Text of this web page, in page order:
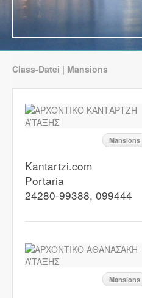
Class-Datei | Mansions
Mansions
Kantartzi.com
Portaria
24280-99388, 099444
Mansions